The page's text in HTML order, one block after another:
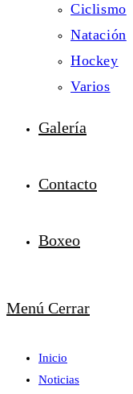
Ciclismo
Natación
Hockey
Varios
Galería
Contacto
Boxeo
Menú Cerrar
Inicio
Noticias